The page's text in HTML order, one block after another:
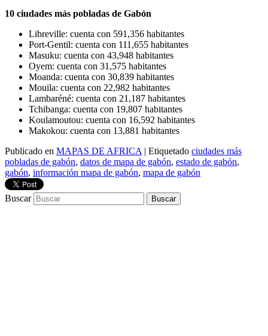
10 ciudades más pobladas de Gabón
Libreville: cuenta con 591,356 habitantes
Port-Gentil: cuenta con 111,655 habitantes
Masuku: cuenta con 43,948 habitantes
Oyem: cuenta con 31,575 habitantes
Moanda: cuenta con 30,839 habitantes
Mouila: cuenta con 22,982 habitantes
Lambaréné: cuenta con 21,187 habitantes
Tchibanga: cuenta con 19,807 habitantes
Koulamoutou: cuenta con 16,592 habitantes
Makokou: cuenta con 13,881 habitantes
Publicado en MAPAS DE AFRICA | Etiquetado ciudades más
pobladas de gabón, datos de mapa de gabón, estado de gabón,
gabón, información mapa de gabón, mapa de gabón
Buscar